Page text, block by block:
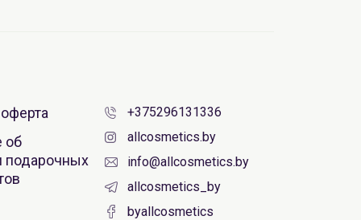
об
подарочных
+375296131336
allcosmetics.by
info@allcosmetics.by
allcosmetics_by
byallcosmetics